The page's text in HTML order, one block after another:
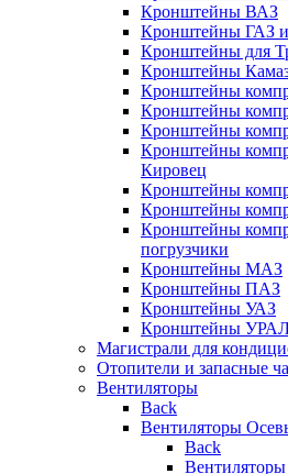
Кронштейны ВАЗ
Кронштейны ГАЗ
Кронштейны для
Кронштейны
Кронштейны
Кронштейны
Кронштейны
Кронштейны
Кировец
Кронштейны
Кронштейны
Кронштейны
погрузчики
Кронштейны МАЗ
Кронштейны ПАЗ
Кронштейны УАЗ
Кронштейны
Магистрали для
Отопители и запасные
Вентиляторы
Back
Вентиляторы
Back
Вентиляторы